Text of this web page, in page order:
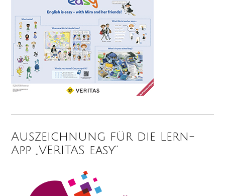
Auszeichnung für die Lern-
App „VERITAS easy“